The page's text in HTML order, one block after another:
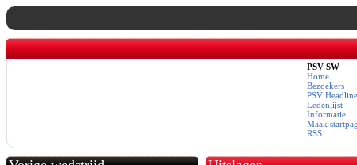
PSV SW
Home
Bezoekers
PSV
Ledenlijst
Informatie
Maak
RSS